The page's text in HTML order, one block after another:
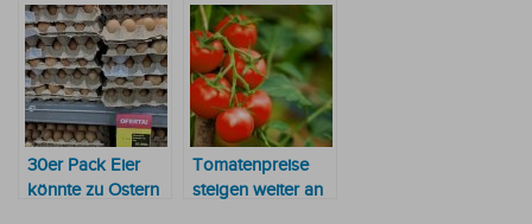
30er Pack Eier
könnte zu Ostern
Tomatenpreise
steigen weiter an